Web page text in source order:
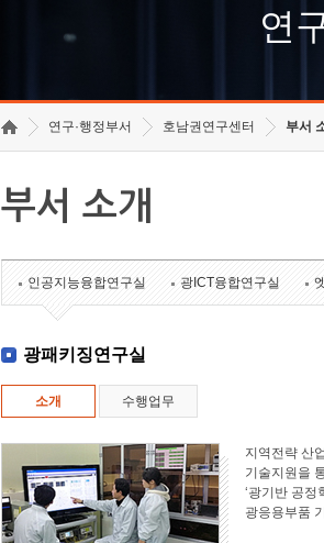
고객의
수의계
연
연구·행정부서 호남권연구센터 부서
부서 소개
인공지능융합연구실 광ICT융합연구실
광패키징연구실
소개 수행업무
지역전략 산
기술지원을
‘광기반 공
광응용부품